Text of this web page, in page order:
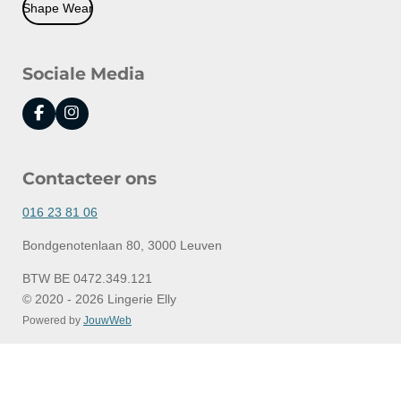
Shape Wear
Sociale Media
F
a
b
o
k
I
n
a
r
a
Contacteer ons
016 23 81 06
Bondgenotenlaan 80, 3000 Leuven
BTW BE 0472.349.121
© 2020 - 2026 Lingerie Elly
Powered by JouwWeb